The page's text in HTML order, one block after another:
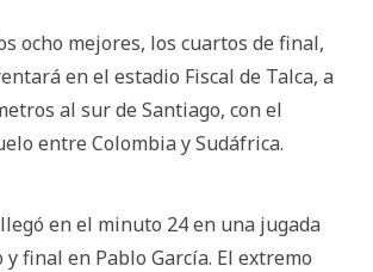
ocho mejores, los cuartos de final,
en el estadio Fiscal de Talca, a
al sur de Santiago, con el
entre Colombia y Sudáfrica.
en el minuto 24 en una jugada
final en Pablo García. El extremo